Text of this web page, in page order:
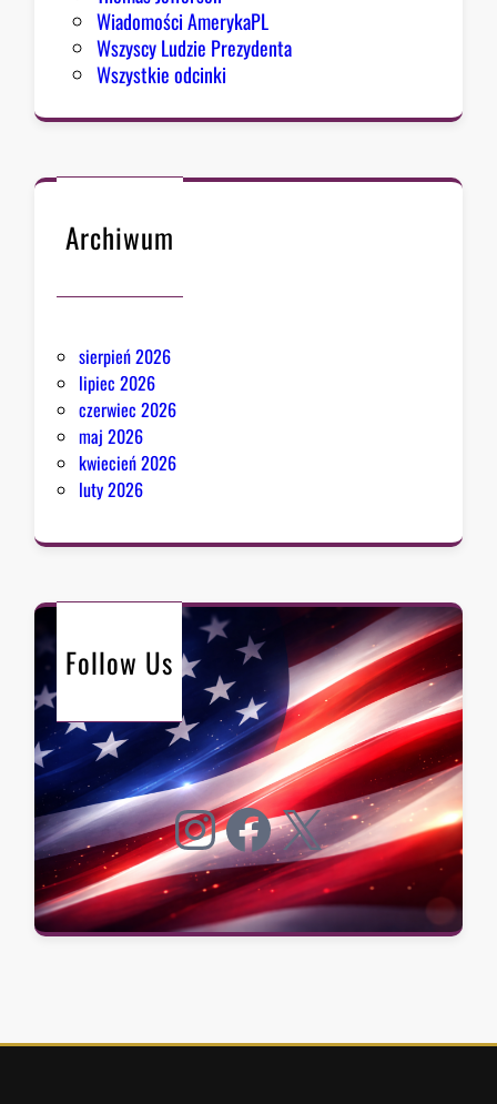
Wiadomości AmerykaPL
Wszyscy Ludzie Prezydenta
Wszystkie odcinki
Archiwum
sierpień 2026
lipiec 2026
czerwiec 2026
maj 2026
kwiecień 2026
luty 2026
Follow Us
Instagram Facebook X